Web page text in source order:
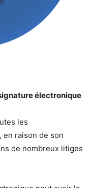
électronique
les
en raison de son
de nombreux litiges